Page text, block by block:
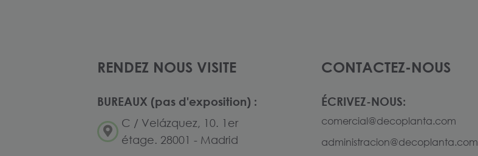
RENDEZ NOUS VISITE
BUREAUX (pas d'exposition) :
C / Velázquez, 10. 1er
étage. 28001 - Madrid
CONTACTEZ-NOUS
ÉCRIVEZ-NOUS:
comercial@decoplanta.com
administracion@decoplanta.com